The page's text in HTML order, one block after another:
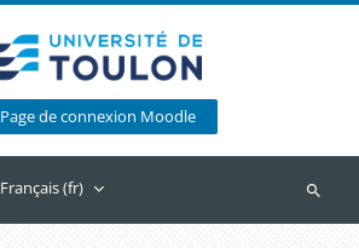
Page de connexion Moodle
Français ‎(fr)‎